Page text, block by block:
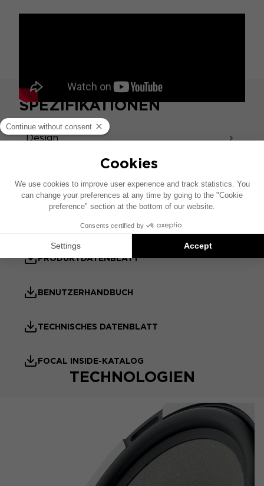
SPEZIFIKATIONEN
Design
Sound - akustisch
Zubehör
PRODUKTDATENBLATT
BENUTZERHANDBUCH
TECHNISCHES DATENBLATT
FOCAL INSIDE-KATALOG
TECHNOLOGIEN